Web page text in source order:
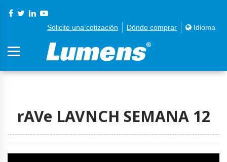
Solicite una cotización Dónde comprar Idioma
rAVe LAVNCH SEMANA 12